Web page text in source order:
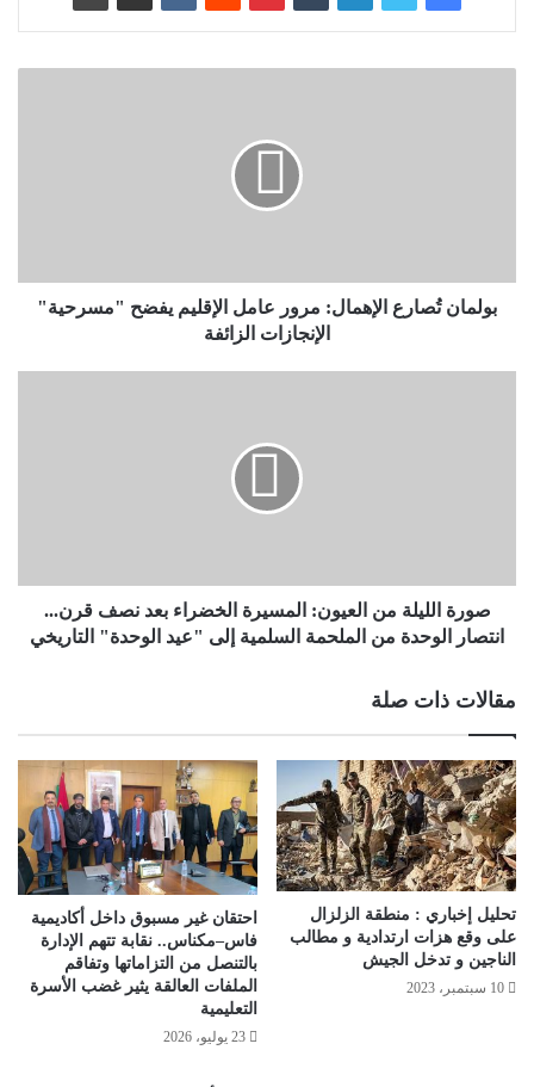
بولمان تُصارع الإهمال: مرور عامل الإقليم يفضح "مسرحية"
الإنجازات الزائفة
صورة الليلة من العيون: المسيرة الخضراء بعد نصف قرن...
انتصار الوحدة من الملحمة السلمية إلى "عيد الوحدة" التاريخي
مقالات ذات صلة
تحليل إخباري : منطقة الزلزال
على وقع هزات ارتدادية و مطالب
الناجين و تدخل الجيش
10 سبتمبر، 2023
احتقان غير مسبوق داخل أكاديمية
فاس–مكناس.. نقابة تتهم الإدارة
بالتنصل من التزاماتها وتفاقم
الملفات العالقة يثير غضب الأسرة
التعليمية
23 يوليو، 2026